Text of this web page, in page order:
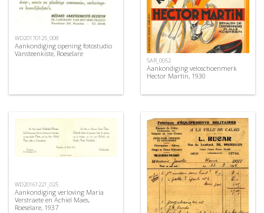
WD20170125_008
Aankondiging opening fotostudio
Vansteenkiste, Roeselare
SAR_0052
Aankondiging veloschoenmerk
Hector Martin, 1930
WD20161221_025
Aankondiging verloving Maria
Verstraete en Achiel Maes,
Roeselare, 1937